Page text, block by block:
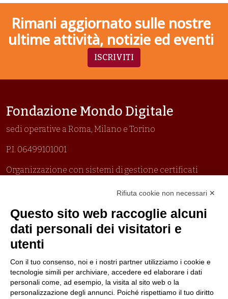
Rimani aggiornato sulle nostre
ultime attività, notizie ed eventi
ISCRIVITI
Fondazione Mondo Digitale
sedi operative a Roma, Milano e Torino
P.I. 06499101001
Organizzazione con sistemi di gestione certificati
Politica per la parità di genere
Politica antibullismo
Piè di pagina
Contatti Seguici su
Rifiuta cookie non necessari ✕
Questo sito web raccoglie alcuni
dati personali dei visitatori e
utenti
Con il tuo consenso, noi e i nostri partner utilizziamo i cookie e
tecnologie simili per archiviare, accedere ed elaborare i dati
personali come, ad esempio, la visita al sito web o la
personalizzazione degli annunci. Poiché rispettiamo il tuo diritto